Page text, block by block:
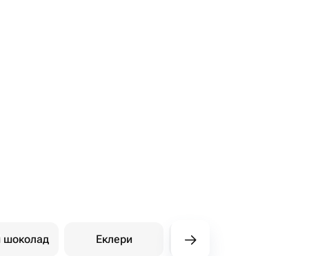
шоколад Еклери Східні солодощі